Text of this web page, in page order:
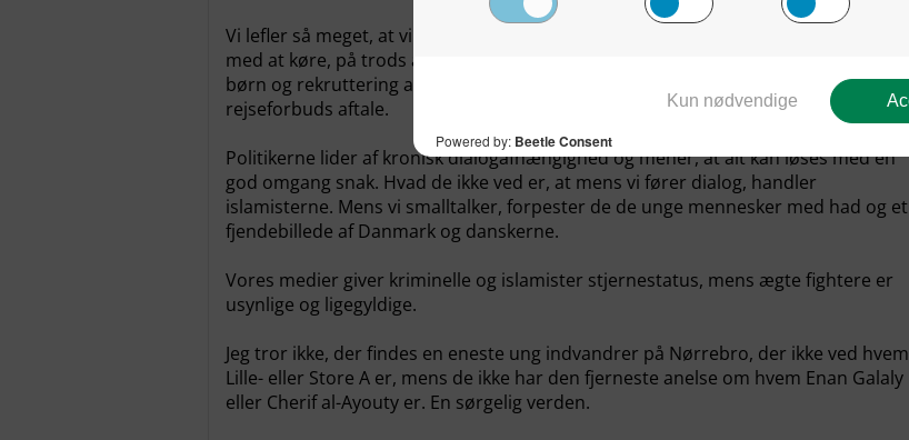
Vi lefler så meget, at vi lader en såkaldt moske på Grimhøjvej i Århus blive ved
med at køre, på trods af socialt bedrageri og kidnapning af andre menneskers
børn og rekruttering af disse til Syrien, uden forældrenes samtykke og på trods af
rejseforbuds aftale.
Politikerne lider af kronisk dialogafhængighed og mener, at alt kan løses med en
god omgang snak. Hvad de ikke ved er, at mens vi fører dialog, handler
islamisterne. Mens vi smalltalker, forpester de de unge mennesker med had og et
fjendebillede af Danmark og danskerne.
Vores medier giver kriminelle og islamister stjernestatus, mens ægte fightere er
usynlige og ligegyldige.
Jeg tror ikke, der findes en eneste ung indvandrer på Nørrebro, der ikke ved hvem
Lille- eller Store A er, mens de ikke har den fjerneste anelse om hvem Enan Galaly
eller Cherif al-Ayouty er. En sørgelig verden.